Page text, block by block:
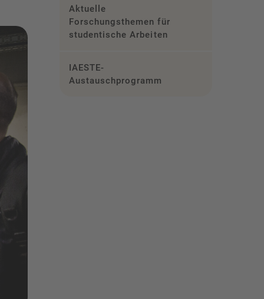
Aktuelle
Forschungsthemen für
studentische Arbeiten
IAESTE-
Austauschprogramm